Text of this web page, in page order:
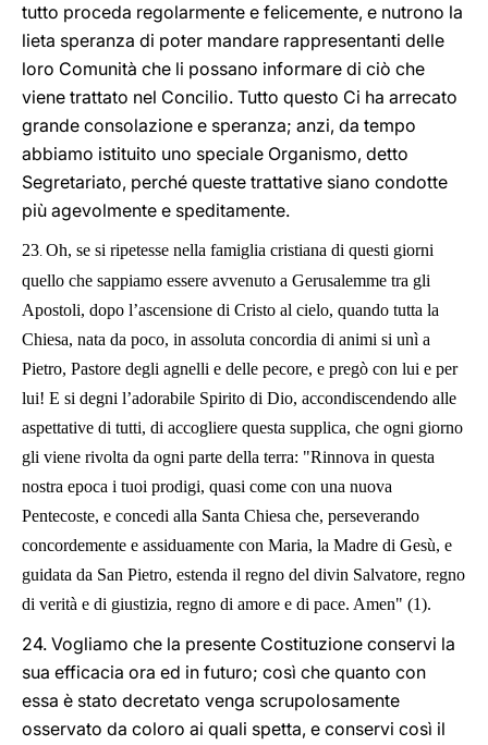
tutto proceda regolarmente e felicemente, e nutrono la
lieta speranza di poter mandare rappresentanti delle
loro Comunità che li possano informare di ciò che
viene trattato nel Concilio. Tutto questo Ci ha arrecato
grande consolazione e speranza; anzi, da tempo
abbiamo istituito uno speciale Organismo, detto
Segretariato, perché queste trattative siano condotte
più agevolmente e speditamente.
23. Oh, se si ripetesse nella famiglia cristiana di questi giorni
quello che sappiamo essere avvenuto a Gerusalemme tra gli
Apostoli, dopo l’ascensione di Cristo al cielo, quando tutta la
Chiesa, nata da poco, in assoluta concordia di animi si unì a
Pietro, Pastore degli agnelli e delle pecore, e pregò con lui e per
lui! E si degni l’adorabile Spirito di Dio, accondiscendendo alle
aspettative di tutti, di accogliere questa supplica, che ogni giorno
gli viene rivolta da ogni parte della terra: "Rinnova in questa
nostra epoca i tuoi prodigi, quasi come con una nuova
Pentecoste, e concedi alla Santa Chiesa che, perseverando
concordemente e assiduamente con Maria, la Madre di Gesù, e
guidata da San Pietro, estenda il regno del divin Salvatore, regno
di verità e di giustizia, regno di amore e di pace. Amen" (1).
24. Vogliamo che la presente Costituzione conservi la
sua efficacia ora ed in futuro; così che quanto con
essa è stato decretato venga scrupolosamente
osservato da coloro ai quali spetta, e conservi così il